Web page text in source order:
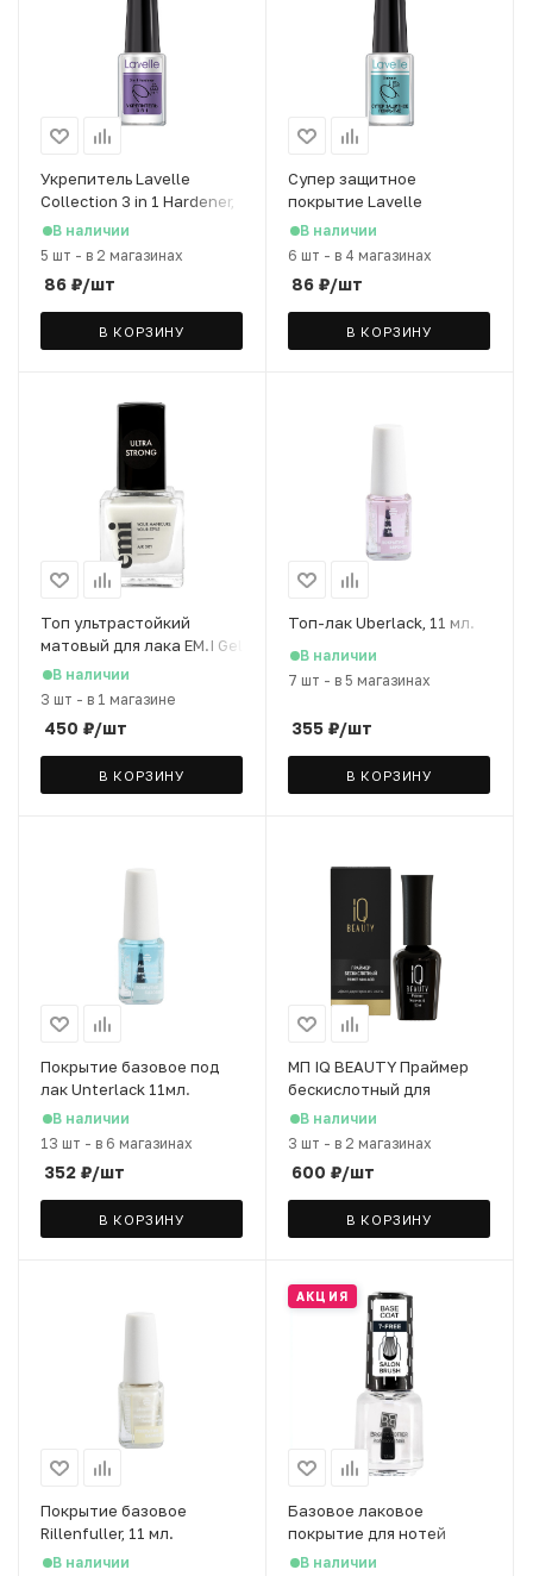
Укрепитель Lavelle
Collection 3 in 1 Hardener,
6 мл
В наличии
5 шт - в 2 магазинах
86 ₽/шт
В КОРЗИНУ
Супер защитное
покрытие Lavelle
Collection Outwear, 6 мл
В наличии
6 шт - в 4 магазинах
86 ₽/шт
В КОРЗИНУ
Топ ультрастойкий
матовый для лака EM.I Gel
Effect, 9 мл
В наличии
3 шт - в 1 магазине
450 ₽/шт
В КОРЗИНУ
Топ-лак Uberlack, 11 мл.
В наличии
7 шт - в 5 магазинах
355 ₽/шт
В КОРЗИНУ
Покрытие базовое под
лак Unterlack 11мл.
В наличии
13 шт - в 6 магазинах
352 ₽/шт
В КОРЗИНУ
МП IQ BEAUTY Праймер
бескислотный для
ногтей, 12,5 мл
В наличии
3 шт - в 2 магазинах
600 ₽/шт
В КОРЗИНУ
Покрытие базовое
Rillenfuller, 11 мл.
В наличии
АКЦИЯ
Базовое лаковое
покрытие для нотей
Brigitte Bottier, 12 мл
В наличии